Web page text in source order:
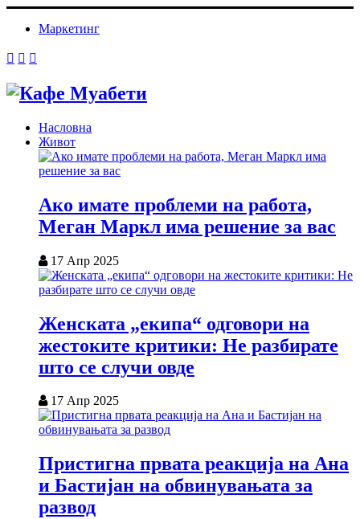
Маркетинг
Насловна
Живот
Ако имате проблеми на работа,
Меган Маркл има решение за вас
17 Апр 2025
Женската „екипа“ одговори на
жестоките критики: Не разбирате
што се случи овде
17 Апр 2025
Пристигна првата реакција на Ана
и Бастијан на обвинувањата за
развод